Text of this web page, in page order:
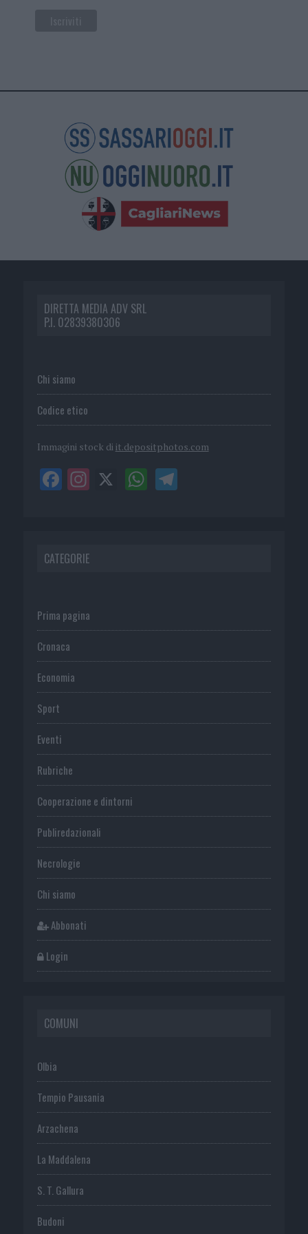
DIRETTA MEDIA ADV SRL
P.I. 02839380306
Chi siamo
Codice etico
Immagini stock di it.depositphotos.com
CATEGORIE
Prima pagina
Cronaca
Economia
Sport
Eventi
Rubriche
Cooperazione e dintorni
Publiredazionali
Necrologie
Chi siamo
Abbonati
Login
COMUNI
Olbia
Tempio Pausania
Arzachena
La Maddalena
S. T. Gallura
Budoni